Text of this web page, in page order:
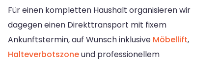
Für einen kompletten Haushalt organisieren wir
dagegen einen Direkttransport mit fixem
Ankunftstermin, auf Wunsch inklusive Möbellift,
Halteverbotszoneund professionellem